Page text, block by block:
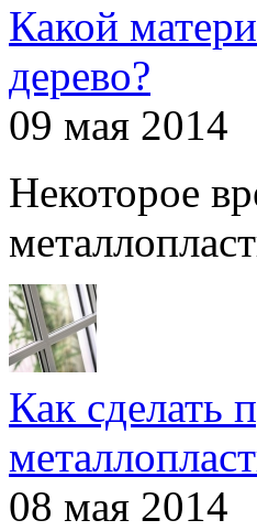
Какой
дерево?
09 мая 2014
Некоторое
Как сделать
08 мая 2014